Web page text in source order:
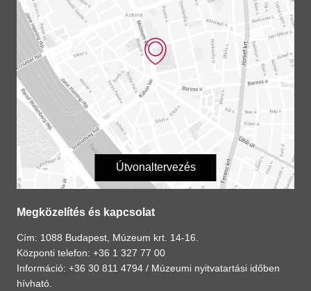
Útvonaltervezés
Megközelítés és kapcsolat
Cím: 1088 Budapest, Múzeum krt. 14-16.
Központi telefon: +36 1 327 77 00
Információ: +36 30 811 4794 / Múzeumi nyitvatartási időben
hívható.